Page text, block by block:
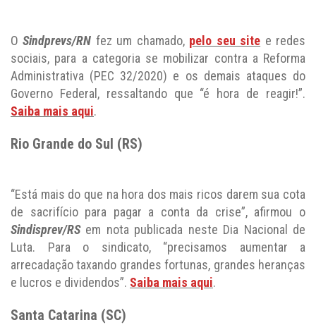
OSindprevs/RN fez um chamado, pelo seu site e redes
sociais, para a categoria se mobilizar contra a Reforma
Administrativa (PEC 32/2020) e os demais ataques do
Governo Federal, ressaltando que “é hora de reagir!”.
Saiba mais aqui.
Rio Grande do Sul (RS)
“Está mais do que na hora dos mais ricos darem sua cota
de sacrifício para pagar a conta da crise”, afirmou o
Sindisprev/RSem nota publicada neste Dia Nacional de
Luta. Para o sindicato, “precisamos aumentar a
arrecadação taxando grandes fortunas, grandes heranças
e lucros e dividendos”. Saiba mais aqui.
Santa Catarina (SC)